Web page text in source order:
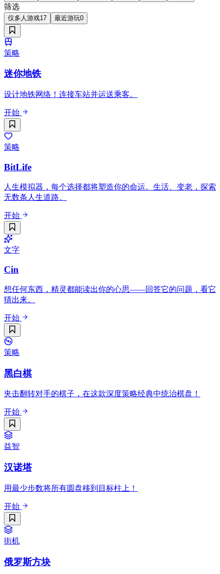
筛选
仅多人游戏17 最近游玩0
策略
迷你地铁
设计地铁网络！连接车站并运送乘客。
开始
策略
BitLife
人生模拟器，每个选择都将塑造你的命运。生活、变老，探索
无数条人生道路。
开始
文字
Cin
想任何东西，精灵都能读出你的心思——回答它的问题，看它
猜出来。
开始
策略
黑白棋
夹击翻转对手的棋子，在这款深度策略经典中统治棋盘！
开始
益智
汉诺塔
用最少步数将所有圆盘移到目标柱上！
开始
街机
俄罗斯方块